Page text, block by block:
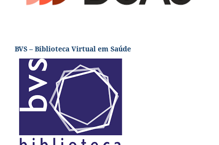
BVS – Biblioteca Virtual em Saúde